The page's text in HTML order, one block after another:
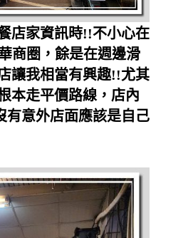
店家資訊時!!不小心在
商圈，餘是在週邊滑
讓我相當有興趣!!尤其
本走平價路線，店內
有意外店面應該是自己